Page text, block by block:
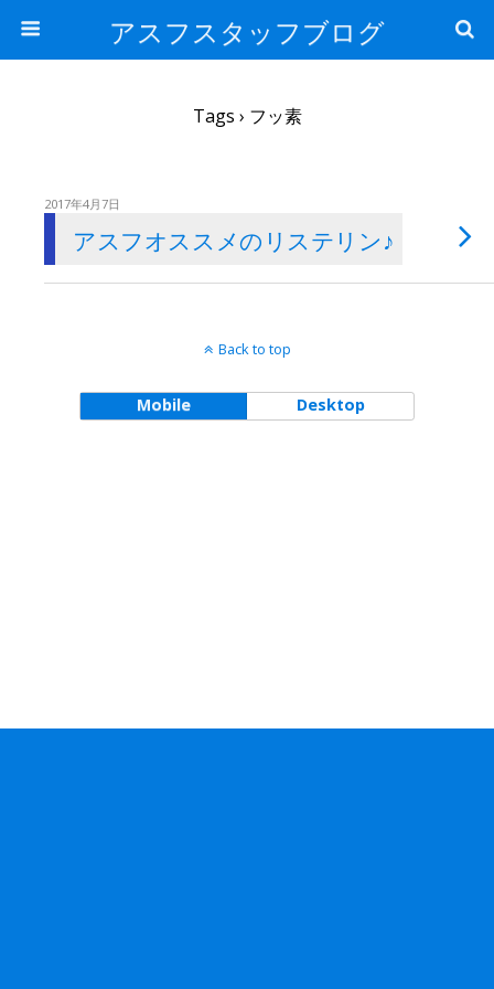
アスフスタッフブログ
Tags › フッ素
2017年4月7日
アスフオススメのリステリン♪
Back to top
Mobile Desktop